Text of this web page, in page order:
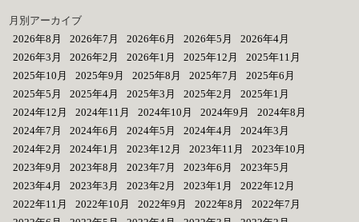
月別アーカイブ
2026年8月
2026年7月 2026年6月 2026年5月
2026年4月
2026年3月
2026年2月 2026年1月 2025年12月
2025年11月
2025年10月
2025年9月 2025年8月 2025年7月
2025年6月
2025年5月
2025年4月 2025年3月 2025年2月
2025年1月
2024年12月
2024年11月 2024年10月 2024年9月
2024年8月
2024年7月
2024年6月 2024年5月 2024年4月
2024年3月
2024年2月
2024年1月 2023年12月 2023年11月
2023年10月
2023年9月
2023年8月 2023年7月 2023年6月
2023年5月
2023年4月
2023年3月 2023年2月 2023年1月
2022年12月
2022年11月
2022年10月 2022年9月 2022年8月
2022年7月